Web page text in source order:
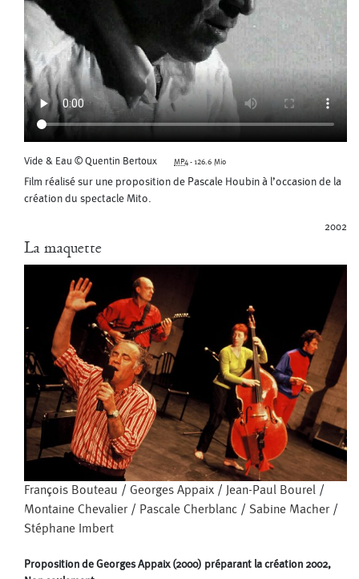
Vide & Eau © Quentin Bertoux MP4-126.6 Mio
Film réalisé sur une proposition de Pascale Houbin à l’occasion de la
création du spectacle Mito.
2002
La maquette
François Bouteau / Georges Appaix / Jean-Paul Bourel /
Montaine Chevalier / Pascale Cherblanc / Sabine Macher /
Stéphane Imbert
Proposition de Georges Appaix (2000) préparant la création 2002,